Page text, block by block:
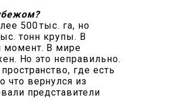
500 тыс. га, но
тонн крупы. В
момент. В мире
Но это неправильно.
где есть
что вернулся из
представители